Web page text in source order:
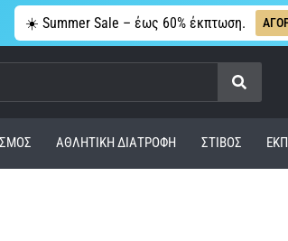
☀️ Summer Sale – έως 60% έκπτωση.
Αναζήτηση
ΑΘΛΗΤΙΚΉ ΔΙΑΤΡΟΦΉ ΣΤΊΒΟΣ